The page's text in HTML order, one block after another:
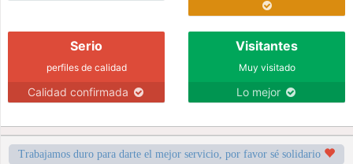
Serio
perfiles de calidad
Calidad confirmada
Visitantes
Muy visitado
Lo mejor
Trabajamos duro para darte el mejor servicio, por favor sé solidario